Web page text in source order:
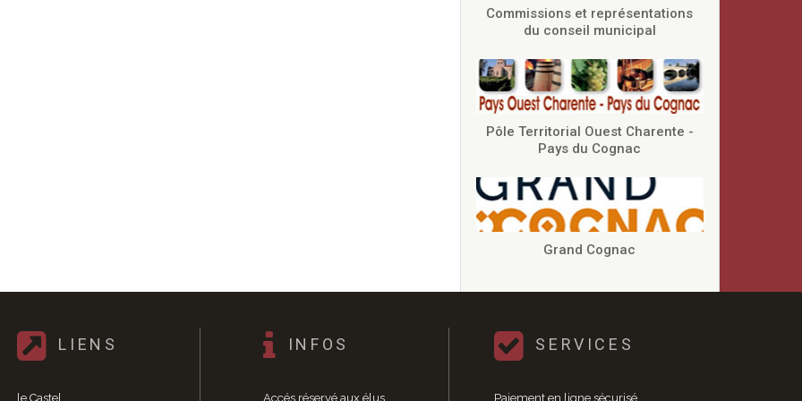
Commissions et représentations
du conseil municipal
Pôle Territorial Ouest Charente -
Pays du Cognac
Grand Cognac
LIENS
le Castel
INFOS
Accés réservé aux élus
SERVICES
Paiement en ligne sécurisé